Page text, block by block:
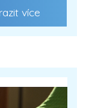
více